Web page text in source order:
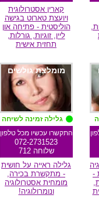
קארין אסטרולוגית
ויועצת טארוט בגישה
הוליסטית - פתיחה און
ליין, זוגיות, גורלות,
תחזית אישית
-
מומלצת גולשים
גלילה זמינה לשיחה
התקשרו עכשיו מכל טלפון
072-2731523
שלוחה 712
גלילה ראייה על חושית
- מתקשרת בכירה,
מומחית אסטרולוגיה
ונומרולוגיה!